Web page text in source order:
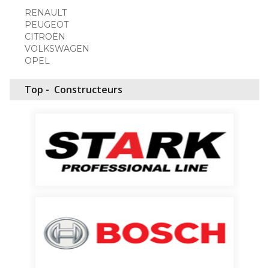
RENAULT
PEUGEOT
CITROËN
VOLKSWAGEN
OPEL
Top - Constructeurs